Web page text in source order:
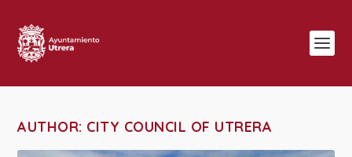
AUTHOR: CITY COUNCIL OF UTRERA